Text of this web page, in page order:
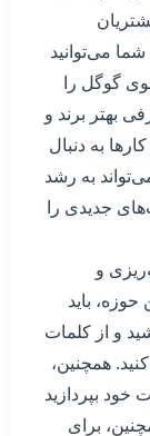
می‌توانید
گوگل را
بهتر برند و
به دنبال
به رشد
جدیدی را
و
باید
و از کلمات
همچنین،
خود بپردازید
برای